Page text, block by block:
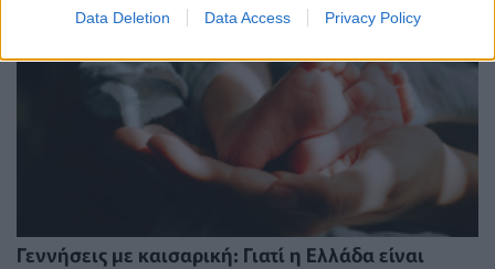
Data Deletion Data Access Privacy Policy
Γεννήσεις με καισαρική: Γιατί η Ελλάδα είναι